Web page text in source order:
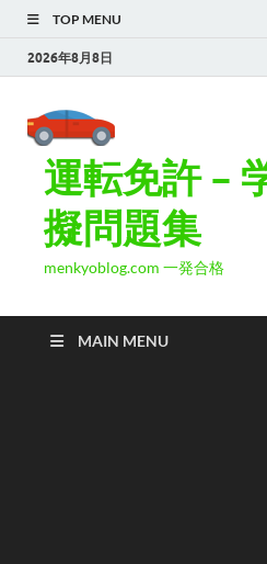
TOP MENU
2026年8月8日
運転免許 –
擬問題集
menkyoblog.com 一発合格
MAIN MENU